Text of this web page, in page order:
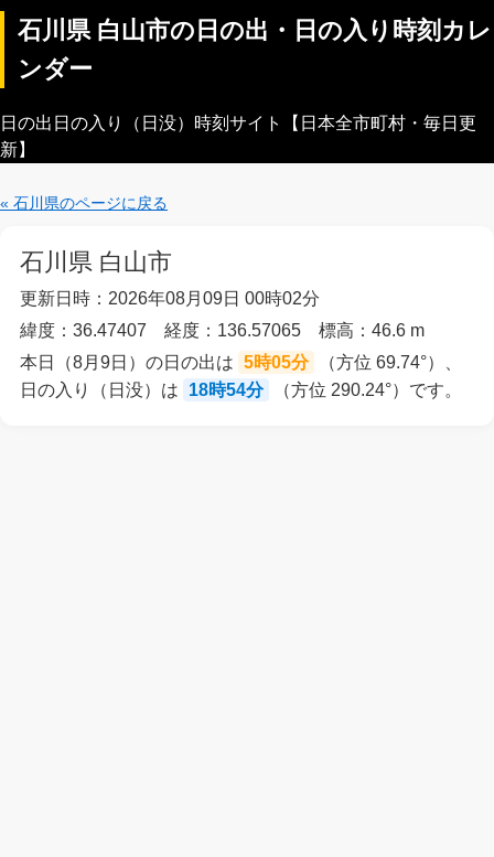
石川県 白山市の日の出・日の入り時刻カレ
ンダー
日の出日の入り（日没）時刻サイト【日本全市町村・毎日更
新】
« 石川県のページに戻る
石川県 白山市
更新日時：2026年08月09日 00時02分
緯度：36.47407 経度：136.57065 標高：46.6 m
本日（8月9日）の日の出は 5時05分
（方位 69.74°）、
日の入り（日没）は
18時54分 （方位 290.24°）です。